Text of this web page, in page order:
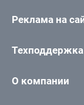
Реклама на
Техподдержка
О компании